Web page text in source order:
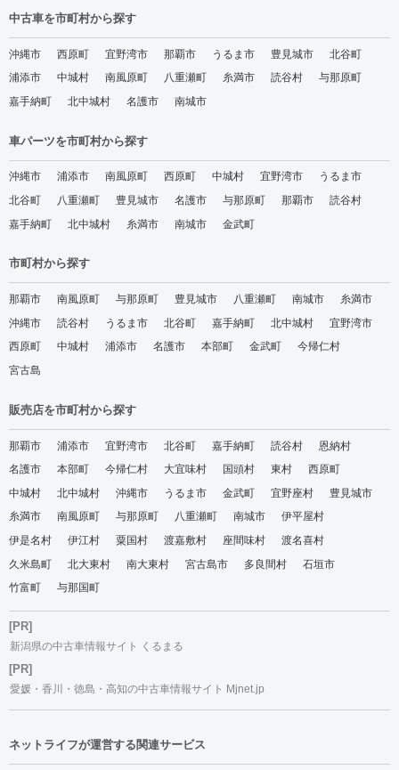
中古車を市町村から探す
沖縄市 西原町 宜野湾市 那覇市 うるま市 豊見城市
北谷町
浦添市
中城村 南風原町 八重瀬町 糸満市 読谷村
与那原町
嘉手納町
北中城村 名護市 南城市
車パーツを市町村から探す
沖縄市 浦添市 南風原町 西原町 中城村 宜野湾市
うるま市
北谷町
八重瀬町 豊見城市 名護市 与那原町 那覇市
読谷村
嘉手納町
北中城村 糸満市 南城市 金武町
市町村から探す
那覇市 南風原町 与那原町 豊見城市 八重瀬町 南城市
糸満市
沖縄市
読谷村 うるま市 北谷町 嘉手納町 北中城村
宜野湾市
西原町
中城村 浦添市 名護市 本部町 金武町
今帰仁村
宮古島
販売店を市町村から探す
那覇市 浦添市 宜野湾市 北谷町 嘉手納町 読谷村
恩納村
名護市
本部町 今帰仁村 大宜味村 国頭村 東村
西原町
中城村
北中城村 沖縄市 うるま市 金武町 宜野座村
豊見城市
糸満市
南風原町 与那原町 八重瀬町 南城市
伊平屋村
伊是名村
伊江村 粟国村 渡嘉敷村 座間味村
渡名喜村
久米島町
北大東村 南大東村 宮古島市 多良間村
石垣市
竹富町
与那国町
[PR]
新潟県の中古車情報サイト くるまる
[PR]
愛媛・香川・徳島・高知の中古車情報サイト Mjnet.jp
ネットライフが運営する関連サービス